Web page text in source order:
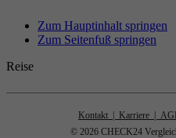
Zum Hauptinhalt springen
Zum Seitenfuß springen
Reise
Kontakt | Karriere |
© 2026 CHECK24